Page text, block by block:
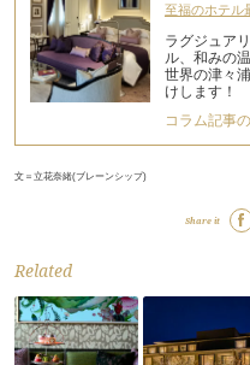
至福のホテル
ラグジュア
ル、和みの
世界の津々
けします！
コラム記事
文＝立花奈緒(ブレーンシップ)
Share it
Related